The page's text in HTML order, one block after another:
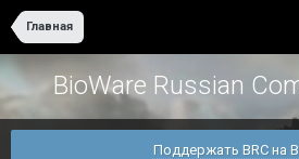
Главная
BioWare Russian
Поддержать BRC на